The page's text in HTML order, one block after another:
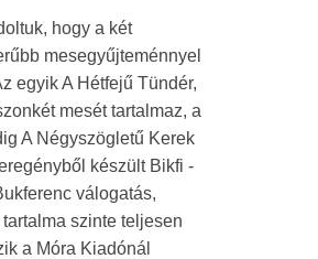
hogy a két
mesegyűjteménnyel
egyik A Hétfejű Tündér,
mesét tartalmaz, a
A Négyszögletű Kerek
készült Bikfi -
válogatás,
szinte teljesen
a Móra Kiadónál